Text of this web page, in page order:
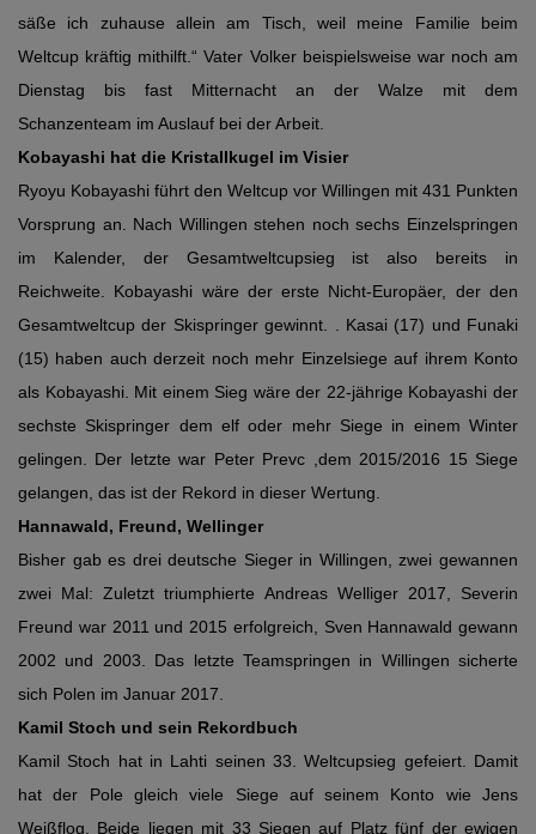
säße ich zuhause allein am Tisch, weil meine Familie beim
Weltcup kräftig mithilft.“ Vater Volker beispielsweise war noch am
Dienstag bis fast Mitternacht an der Walze mit dem
Schanzenteam im Auslauf bei der Arbeit.
Kobayashi hat die Kristallkugel im Visier
Ryoyu Kobayashi führt den Weltcup vor Willingen mit 431 Punkten
Vorsprung an. Nach Willingen stehen noch sechs Einzelspringen
im Kalender, der Gesamtweltcupsieg ist also bereits in
Reichweite. Kobayashi wäre der erste Nicht-Europäer, der den
Gesamtweltcup der Skispringer gewinnt. . Kasai (17) und Funaki
(15) haben auch derzeit noch mehr Einzelsiege auf ihrem Konto
als Kobayashi. Mit einem Sieg wäre der 22-jährige Kobayashi der
sechste Skispringer dem elf oder mehr Siege in einem Winter
gelingen. Der letzte war Peter Prevc ,dem 2015/2016 15 Siege
gelangen, das ist der Rekord in dieser Wertung.
Hannawald, Freund, Wellinger
Bisher gab es drei deutsche Sieger in Willingen, zwei gewannen
zwei Mal: Zuletzt triumphierte Andreas Welliger 2017, Severin
Freund war 2011 und 2015 erfolgreich, Sven Hannawald gewann
2002 und 2003. Das letzte Teamspringen in Willingen sicherte
sich Polen im Januar 2017.
Kamil Stoch und sein Rekordbuch
Kamil Stoch hat in Lahti seinen 33. Weltcupsieg gefeiert. Damit
hat der Pole gleich viele Siege auf seinem Konto wie Jens
Weißflog. Beide liegen mit 33 Siegen auf Platz fünf der ewigen